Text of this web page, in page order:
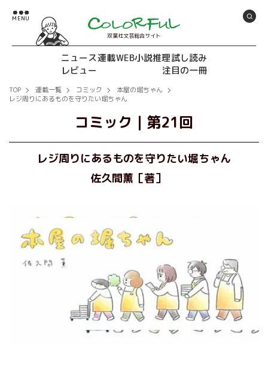
双葉社文芸総合サイト
ニュース連載WEB小説推理試し読み
レビュー
注目の一冊
TOP 連載一覧 コミック
本屋の堀ちゃん
レジ周りにあるものを守りたい堀ちゃん
コミック ｜ 第21回
レジ周りにあるものを守りたい堀ちゃん
佐久間薫［著］